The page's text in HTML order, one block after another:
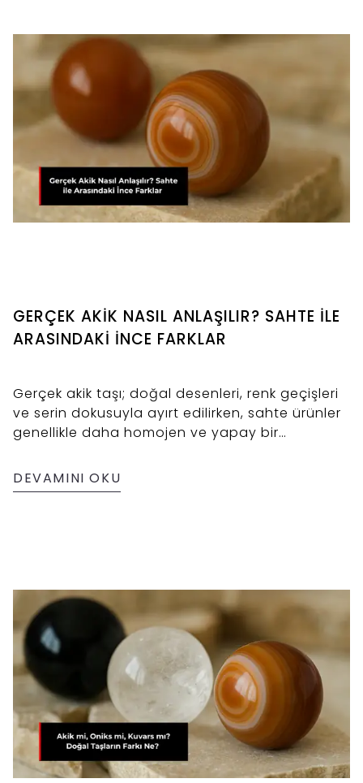
GERÇEK AKİK NASIL ANLAŞILIR? SAHTE İLE
ARASINDAKİ İNCE FARKLAR
Gerçek akik taşı; doğal desenleri, renk geçişleri
ve serin dokusuyla ayırt edilirken, sahte ürünler
genellikle daha homojen ve yapay bir
DEVAMINI OKU